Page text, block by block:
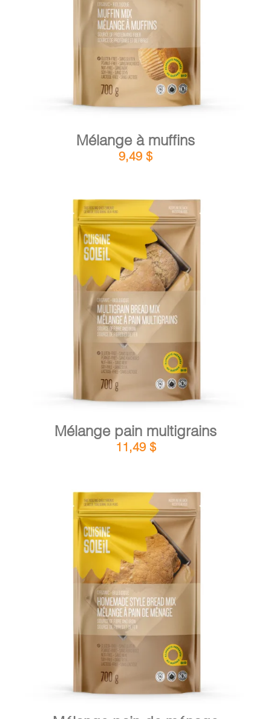
AJOUTER AU PANIER
Mélange à muffins
9,49 $
AJOUTER AU PANIER / DÉTAILS
Mélange pain multigrains
11,49 $
AJOUTER AU PANIER / DÉTAILS